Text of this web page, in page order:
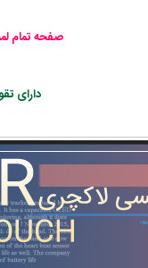
صفحه تمام
دارای